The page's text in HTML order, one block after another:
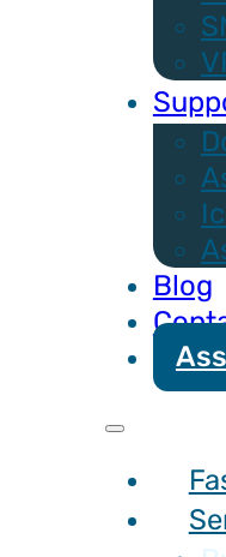
Blog